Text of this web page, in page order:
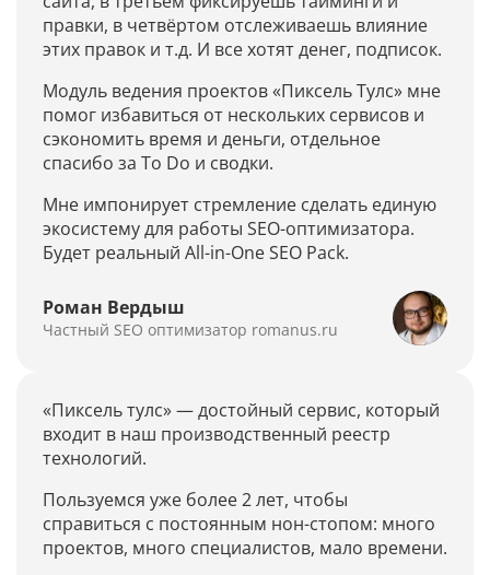
Новости
Партнерская программа
Стать амбассадором
Документация по API
Вебинары и курсы по GEO
Словарь терминов
Миссия
Контакты
FAQ
Заказать демонстрацию
правки, в четвёртом отслеживаешь влияние
этих правок и т.д. И все хотят денег, подписок.
Модуль ведения проектов «Пиксель Тулс» мне
помог избавиться от нескольких сервисов и
сэкономить время и деньги, отдельное
спасибо за To Do и сводки.
Мне импонирует стремление сделать единую
экосистему для работы SEO-оптимизатора.
Будет реальный All-in-One SEO Pack.
Роман Вердыш
Частный SEO оптимизатор romanus.ru
«Пиксель тулс» — достойный сервис, который
входит в наш производственный реестр
технологий.
Пользуемся уже более 2 лет, чтобы
справиться с постоянным нон-стопом: много
проектов, много специалистов, мало времени.